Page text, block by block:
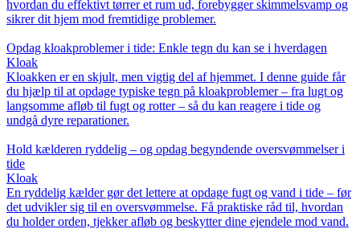
hvordan du effektivt tørrer et rum ud, forebygger skimmelsvamp og
sikrer dit hjem mod fremtidige problemer.
Opdag kloakproblemer i tide: Enkle tegn du kan se i hverdagen
Kloak
Kloakken er en skjult, men vigtig del af hjemmet. I denne guide får
du hjælp til at opdage typiske tegn på kloakproblemer – fra lugt og
langsomme afløb til fugt og rotter – så du kan reagere i tide og
undgå dyre reparationer.
Hold kælderen ryddelig – og opdag begyndende oversvømmelser i
tide
Kloak
En ryddelig kælder gør det lettere at opdage fugt og vand i tide – før
det udvikler sig til en oversvømmelse. Få praktiske råd til, hvordan
du holder orden, tjekker afløb og beskytter dine ejendele mod vand.